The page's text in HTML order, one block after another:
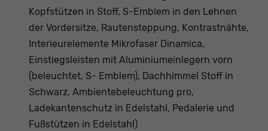
Kopfstützen in Stoff, S-Emblem in den Lehnen
der Vordersitze, Rautensteppung, Kontrastnähte,
Interieurelemente Mikrofaser Dinamica,
Einstiegsleisten mit Aluminiumeinlegern vorn
(beleuchtet, S- Emblem), Dachhimmel Stoff in
Schwarz, Ambientebeleuchtung pro,
Ladekantenschutz in Edelstahl, Pedalerie und
Fußstützen in Edelstahl)